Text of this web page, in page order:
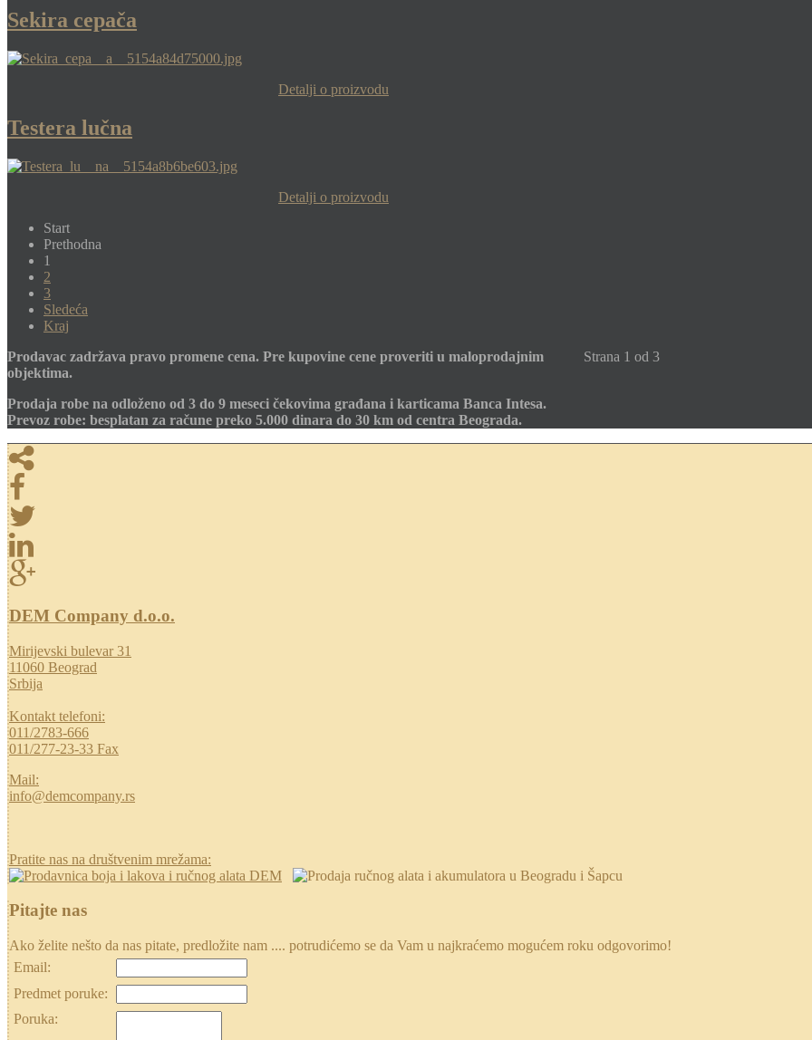
Sekira cepača
Detalji o proizvodu
Testera lučna
Detalji o proizvodu
Start
Prethodna
1
2
3
Sledeća
Kraj
Strana 1 od 3
Prodavac zadržava pravo promene cena. Pre kupovine cene proveriti u maloprodajnim
objektima.
Prodaja robe na odloženo od 3 do 9 meseci čekovima građana i karticama Banca Intesa.
Prevoz robe: besplatan za račune preko 5.000 dinara do 30 km od centra Beograda.
DEM Company d.o.o.
Mirijevski bulevar 31
11060 Beograd
Srbija
Kontakt telefoni:
011/2783-666
011/277-23-33 Fax
Mail:
info@demcompany.rs
Pratite nas na društvenim mrežama:
Pitajte nas
Ako želite nešto da nas pitate, predložite nam .... potrudićemo se da Vam u najkraćemo mogućem roku odgovorimo!
Email:
Predmet poruke:
Poruka: